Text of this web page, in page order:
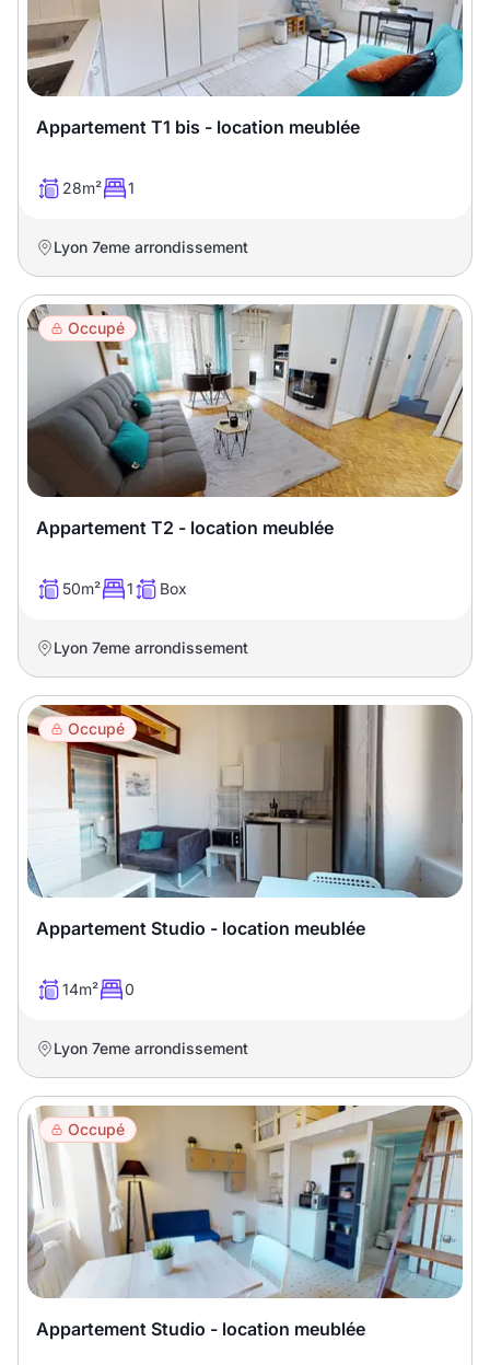
Appartement T1 bis - location meublée
28m² 1
Lyon 7eme arrondissement
Occupé
Appartement T2 - location meublée
50m² 1 Box
Lyon 7eme arrondissement
Occupé
Appartement Studio - location meublée
14m² 0
Lyon 7eme arrondissement
Occupé
Appartement Studio - location meublée